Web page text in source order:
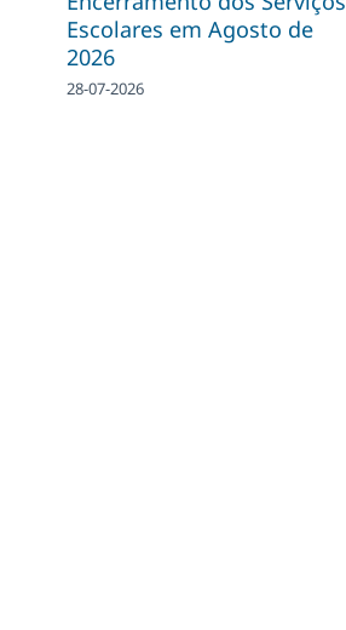
Escolares em Agosto de
2026
28-07-2026